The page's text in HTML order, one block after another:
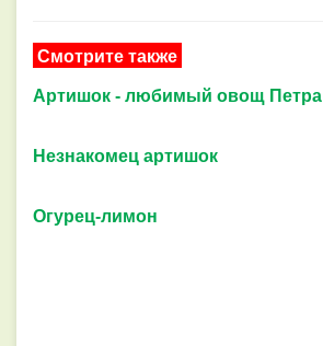
Смотрите также
Артишок - любимый овощ Петра I
Незнакомец артишок
Огурец-лимон